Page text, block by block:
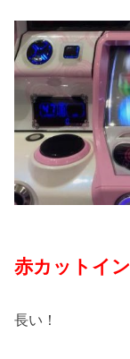
赤カットイ
長い！